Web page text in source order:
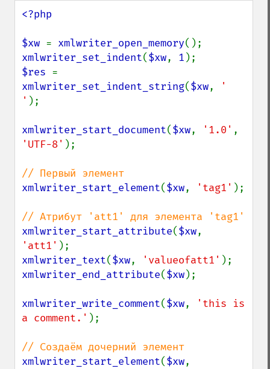
<?php
$xw = xmlwriter_open_memory
xmlwriter_set_indent($xw, 1
$res
xmlwriter_set_indent_string($xw,
'
' );
xmlwriter_start_document($xw, '1.0'
'UTF-8' );
xmlwriter_start_element($xw, 'tag1' );
xmlwriter_start_attribute($xw
'att1'
xmlwriter_text($xw, 'valueofatt1'
xmlwriter_end_attribute($xw);
xmlwriter_write_comment($xw,
'this is
a comment.' );
xmlwriter_start_element($xw